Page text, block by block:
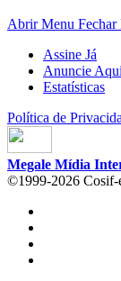
Abrir Menu Fechar
Assine Já
Anuncie Aqui
Estatísticas
Política de
Megale Mídia
©1999-2026 Cosif-